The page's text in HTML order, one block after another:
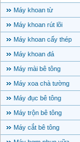
Máy khoan từ
Máy khoan rút lõi
Máy khoan cấy thép
Máy khoan đá
Máy mài bê tông
Máy xoa chà tường
Máy đục bê tông
Máy trộn bê tông
Máy cắt bê tông